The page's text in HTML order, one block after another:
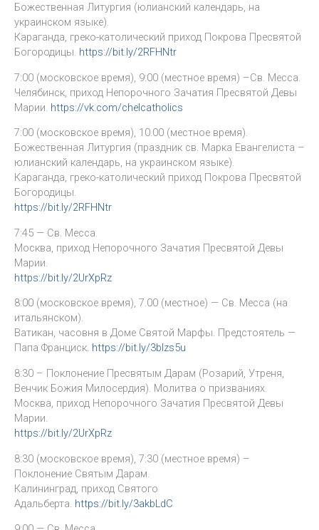
Божественная Литургия (юлианский календарь, на
украинском языке).
Караганда, греко-католический приход Покрова Пресвятой
Богородицы. https://bit.ly/2RFHNtr
7:00 (московское время), 9:00 (местное время) –Св. Месса.
Челябинск, приход Непорочного Зачатия Пресвятой Девы
Марии. https://vk.com/chelcatholics
7:00 (московское время), 10.00 (местное время).
Божественная Литургия (праздник св. Марка Евангелиста –
юлианский календарь, на украинском языке).
Караганда, греко-католический приход Покрова Пресвятой
Богородицы.
https://bit.ly/2RFHNtr
7:45 — Св. Месса.
Москва, приход Непорочного Зачатия Пресвятой Девы
Марии.
https://bit.ly/2UrXpRz
8:00 (московское время), 7.00 (местное) — Св. Месса (на
итальянском).
Ватикан, часовня в Доме Святой Марфы. Предстоятель —
Папа Франциск. https://bit.ly/3blzs5u
8:30 – Поклонение Пресвятым Дарам (Розарий, Утреня,
Венчик Божия Милосердия). Молитва о призваниях.
Москва, приход Непорочного Зачатия Пресвятой Девы
Марии.
https://bit.ly/2UrXpRz
8:30 (московское время), 7:30 (местное время) –
Поклонение Святым Дарам.
Калининград, приход Святого
Адальберта. https://bit.ly/3akbLdC